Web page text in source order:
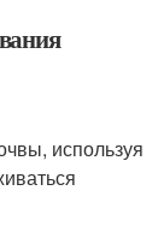
используя